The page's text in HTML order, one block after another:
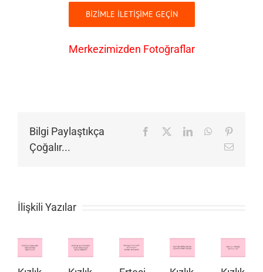
BİZİMLE İLETİŞİME GEÇİN
Merkezimizden Fotoğraflar
Bilgi Paylaştıkça
Çoğalır...
Facebook LinkedInWhatsApp
E-
İlişkili Yazılar